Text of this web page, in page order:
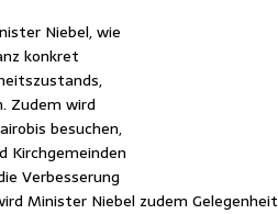
Niebel, wie
konkret
Zudem wird
besuchen,
Kirchgemeinden
Verbesserung
Minister Niebel zudem Gelegenheit